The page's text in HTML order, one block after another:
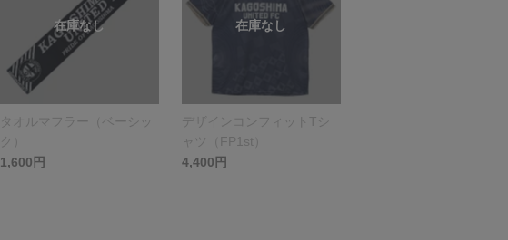
タオルマフラー（ベーシッ
ク）
1,600円
デザインコンフィットTシ
ャツ（FP1st）
4,400円